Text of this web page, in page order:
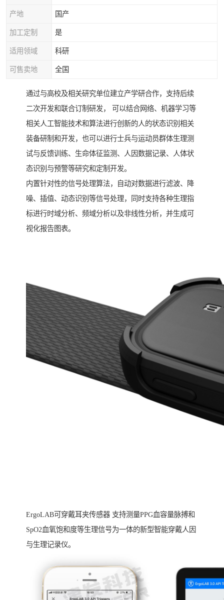
产地 国产
加工定制 是
适用领域 科研
可售卖地 全国
通过与高校及相关研究单位建立产学研合作，支持后续
二次开发和联合订制研发， 可以结合网络、机器学习等
相关人工智能技术和算法进行创新的人的状态识别相关
装备研制和开发，也可以进行士兵与运动员群体生理测
试与反馈训练、生命体征监测、人因数据记录、人体状
态识别与预警等研究和定制开发。
内置针对性的信号处理算法，自动对数据进行滤波、降
噪、插值、动态识别等信号处理，同时支持各种生理指
标进行时域分析、频域分析以及非线性分析，并生成可
视化报告图表。
ErgoLAB可穿戴耳夹传感器 支持测量PPG血容量脉搏和
SpO2血氧饱和度等生理信号为一体的新型智能穿戴人因
与生理记录仪。